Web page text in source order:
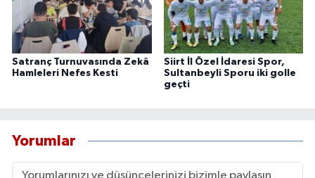
Satranç Turnuvasında Zekâ
Hamleleri Nefes Kesti
Siirt İl Özel İdaresi Spor,
Sultanbeyli Sporu iki golle
geçti
Yorumlar